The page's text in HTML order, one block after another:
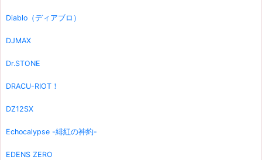
Diablo（ディアブロ）
DJMAX
Dr.STONE
DRACU-RIOT！
DZ12SX
Echocalypse -緋紅の神約-
EDENS ZERO